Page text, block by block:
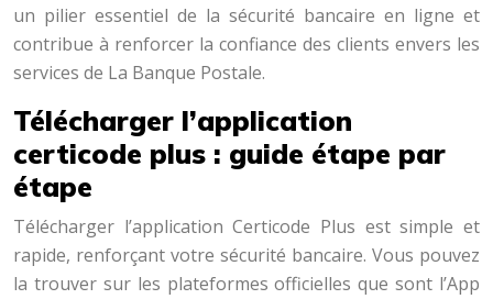
un pilier essentiel de la sécurité bancaire en ligne et
contribue à renforcer la confiance des clients envers les
services de La Banque Postale.
Télécharger l’application
certicode plus : guide étape par
étape
Télécharger l’application Certicode Plus est simple et
rapide, renforçant votre sécurité bancaire. Vous pouvez
la trouver sur les plateformes officielles que sont l’App